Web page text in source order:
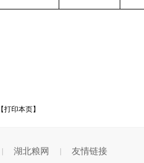
【打印本页】
湖北粮网 友情链接